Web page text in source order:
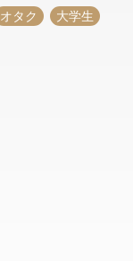
オタク
大学生